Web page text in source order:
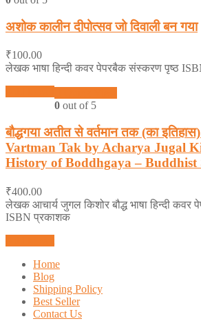
अशोक कालीन दीपोत्सव जो दिवाली बन गया
₹100.00
लेखक भाषा हिन्दी कवर पेपरबैक संस्करण पृष्ठ
0 out of 5
बौद्धगया अतीत से वर्तमान तक (का
Vartman Tak by Acharya Jugal
History of Boddhgaya – Buddhist
₹400.00
लेखक आचार्य जुगल किशोर बौद्ध भाषा हिन्दी
ISBN प्रकाशक
Home
Blog
Shipping Policy
Best Seller
Contact Us